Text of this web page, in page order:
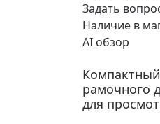
Задать
Наличие в
AI обзор
рамочного
для